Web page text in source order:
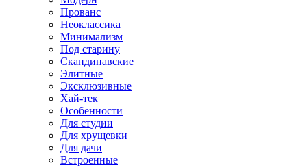
Прованс
Неоклассика
Минимализм
Под старину
Скандинавские
Элитные
Эксклюзивные
Хай-тек
Особенности
Для студии
Для хрущевки
Для дачи
Встроенные